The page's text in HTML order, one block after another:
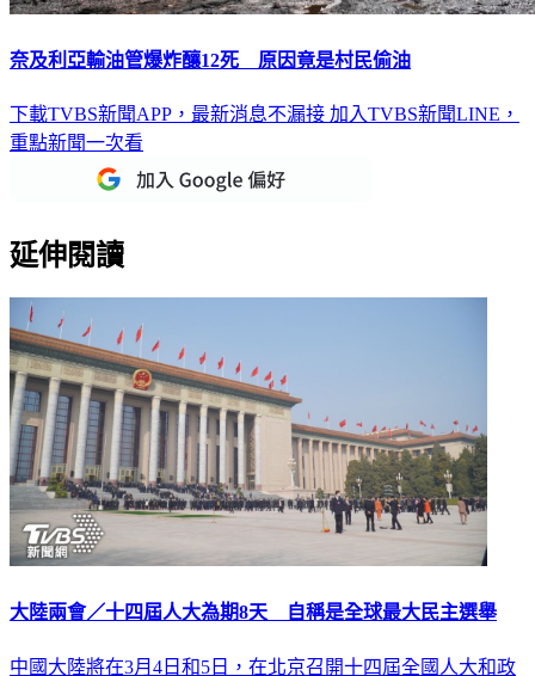
奈及利亞輸油管爆炸釀12死 原因竟是村民偷油
下載TVBS新聞APP，最新消息不漏接 加入TVBS新聞LINE，
重點新聞一次看
延伸閱讀
大陸兩會／十四屆人大為期8天 自稱是全球最大民主選舉
中國大陸將在3月4日和5日，在北京召開十四屆全國人大和政